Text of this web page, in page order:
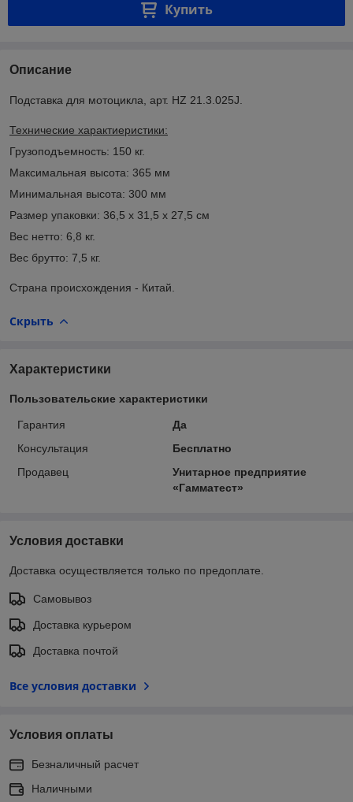
Купить
Описание
Подставка для мотоцикла, арт. HZ 21.3.025J.
Технические характиеристики:
Грузоподъемность: 150 кг.
Максимальная высота: 365 мм
Минимальная высота: 300 мм
Размер упаковки: 36,5 x 31,5 x 27,5 см
Вес нетто: 6,8 кг.
Вес брутто: 7,5 кг.
Страна происхождения - Китай.
Скрыть
Характеристики
Пользовательские характеристики
Гарантия
Да
Консультация
Бесплатно
Продавец
Унитарное предприятие
«Гамматест»
Условия доставки
Доставка осуществляется только по предоплате.
Самовывоз
Доставка курьером
Доставка почтой
Все условия доставки
Условия оплаты
Безналичный расчет
Наличными